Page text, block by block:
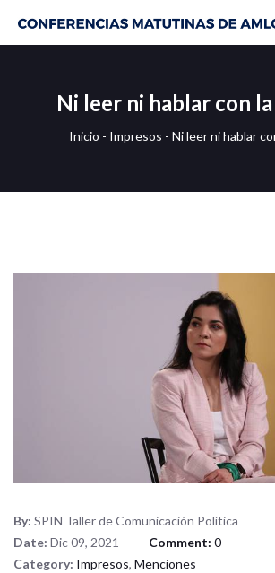
Ni leer ni hablar con
Inicio - Impresos - Ni leer ni hablar
By: SPIN Taller de Comunicación Política
Date: Dic 09, 2021 Comment: 0
Category: Impresos, Menciones